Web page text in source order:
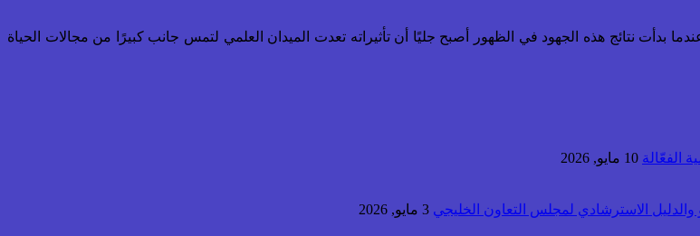
بدأت نتائج هذه الجهود في الظهور أصبح جليًا أن تأثيراته تعدت الميدان العلمي لتمس جانب كبيرًا من مجالات الحياة
الفعّالة 10 مايو, 2026
والدليل الاسترشادي لمجلس التعاون الخليجي 3 مايو, 2026